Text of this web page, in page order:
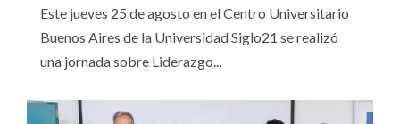
Este jueves 25 de agosto en el Centro Universitario
Buenos Aires de la Universidad Siglo21 se realizó
una jornada sobre Liderazgo...